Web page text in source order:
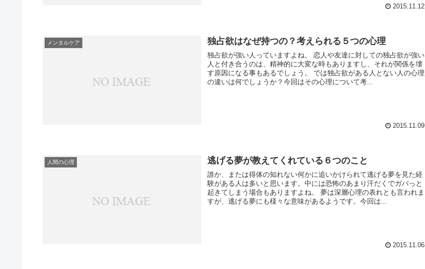
2015.11.12
メンタルケア 独占欲はなぜ持つの？考えられる５つの心理
独占欲が強い人っていますよね。 恋人や友達に対しての独占欲が強い
人と付き合うのは、精神的に大変な時もありますし、それが関係を壊
す原因になる事もあるでしょう。 では独占欲がある人とない人の心理
の違いは何でしょうか？今回はその心理について考...
2015.11.09
人間の心理 逃げる夢が教えてくれている６つのこと
誰か、または得体の知れない何かに追いかけられて逃げる夢を見た経
験がある人は多いと思います。中には恐怖のあまり汗だくでガバっと
起きてしまう場合もありますよね。 夢は深層心理の表れとも言われま
すが、逃げる夢にも様々な意味があるようです。今回は...
2015.11.06